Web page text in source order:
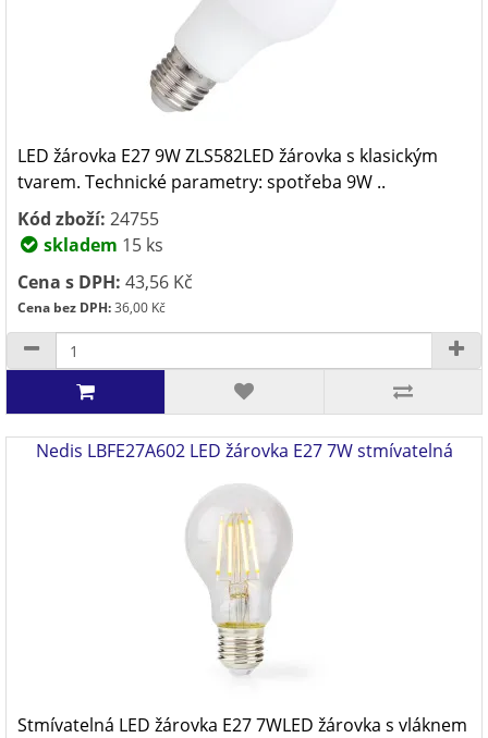
LED žárovka E27 9W ZLS582LED žárovka s klasickým
tvarem. Technické parametry: spotřeba 9W ..
Kód zboží: 24755
skladem 15 ks
Cena s DPH: 43,56 Kč
Cena bez DPH:36,00 Kč
Nedis LBFE27A602 LED žárovka E27 7W stmívatelná
Stmívatelná LED žárovka E27 7WLED žárovka s vláknem